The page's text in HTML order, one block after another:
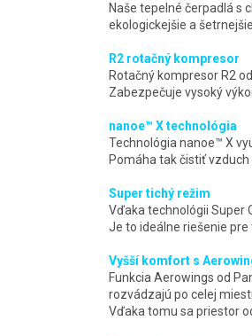
Naše tepelné čerpadlá s
ekologickejšie a
R2 rotačný kompresor
Rotačný kompresor R2
Zabezpečuje vysoký
nanoe™ X technológia
Technológia nanoe™ X
Pomáha tak čistiť
Super tichý režim
Vďaka technológii Super
Je to ideálne riešenie
Vyšší komfort s
Funkcia Aerowings od
rozvádzajú po celej
Vďaka tomu sa priestor